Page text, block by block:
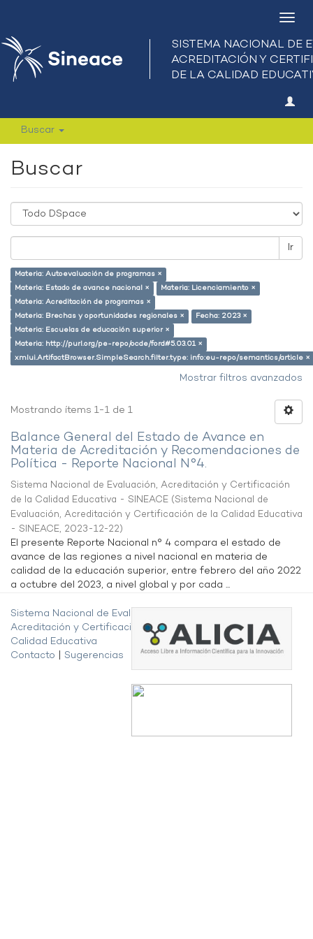
Buscar
Buscar
Ir
Materia: Autoevaluación de programas ×
Materia: Estado de avance nacional ×
Materia: Licenciamiento ×
Materia: Acreditación de programas ×
Materia: Brechas y oportunidades regionales ×
Fecha: 2023 ×
Materia: Escuelas de educación superior ×
Materia: http://purl.org/pe-repo/ocde/ford#5.03.01 ×
xmlui.ArtifactBrowser.SimpleSearch.filter.type: info:eu-repo/semantics/article ×
Mostrar filtros avanzados
Mostrando ítems 1-1 de 1
Balance General del Estado de Avance en
Materia de Acreditación y Recomendaciones de
Política - Reporte Nacional N°4.
Sistema Nacional de Evaluación, Acreditación y Certificación
de la Calidad Educativa - SINEACE (Sistema Nacional de
Evaluación, Acreditación y Certificación de la Calidad Educativa
- SINEACE, 2023-12-22)
El presente Reporte Nacional n° 4 compara el estado de
avance de las regiones a nivel nacional en materia de
calidad de la educación superior, entre febrero del año 2022
a octubre del 2023, a nivel global y por cada ...
Sistema Nacional de Evaluación,
Acreditación y Certificación de la
Calidad Educativa
Contacto
Sugerencias